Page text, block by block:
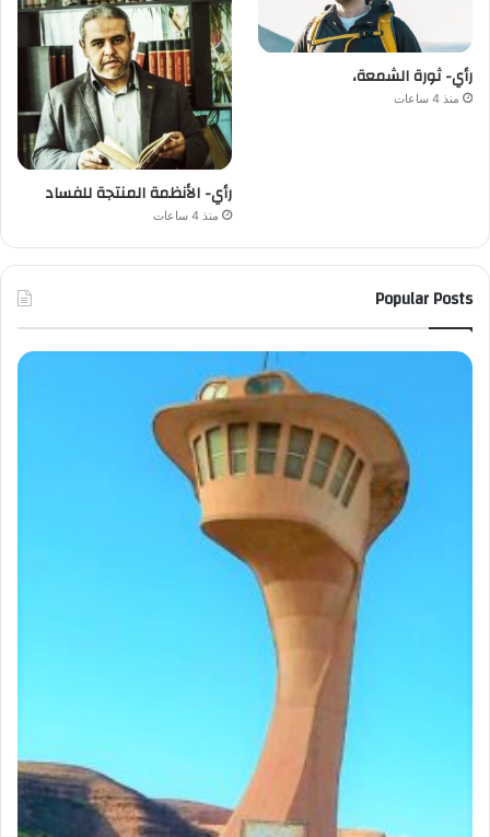
رأي- ثورة الشمعة،
منذ 4 ساعات
رأي- الأنظمة المنتجة للفساد
منذ 4 ساعات
Popular Posts